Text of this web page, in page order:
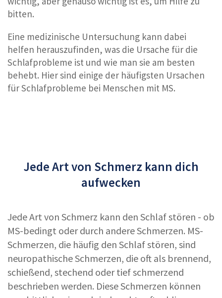
bitten.
Eine medizinische Untersuchung kann dabei
helfen herauszufinden, was die Ursache für die
Schlafprobleme ist und wie man sie am besten
behebt. Hier sind einige der häufigsten Ursachen
für Schlafprobleme bei Menschen mit MS.
Jede Art von Schmerz kann dich
aufwecken
Jede Art von Schmerz kann den Schlaf stören - ob
MS-bedingt oder durch andere Schmerzen. MS-
Schmerzen, die häufig den Schlaf stören, sind
neuropathische Schmerzen, die oft als brennend,
schießend, stechend oder tief schmerzend
beschrieben werden. Diese Schmerzen können